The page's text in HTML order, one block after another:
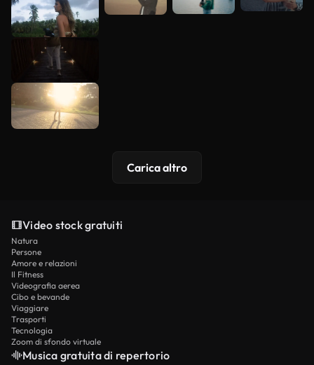
Carica altro
Video stock gratuiti
Natura
Persone
Amore e relazioni
Il Fitness
Videografia aerea
Cibo e bevande
Viaggiare
Trasporti
Tecnologia
Zoom di sfondo virtuale
Musica gratuita di repertorio